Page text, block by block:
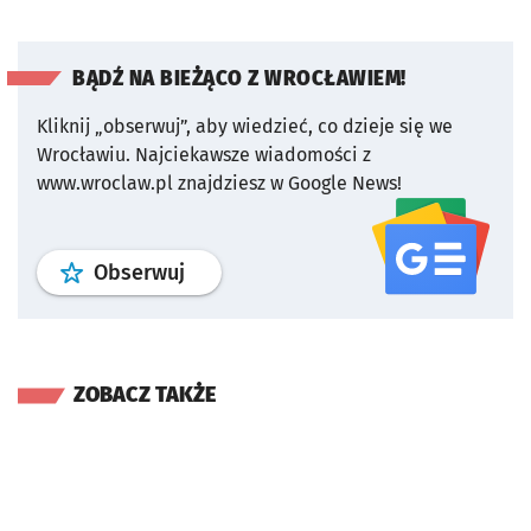
BĄDŹ NA BIEŻĄCO Z WROCŁAWIEM!
Kliknij „obserwuj”, aby wiedzieć, co dzieje się we
Wrocławiu. Najciekawsze wiadomości z
www.wroclaw.pl znajdziesz w Google News!
Obserwuj profil serwisu
ZOBACZ TAKŻE